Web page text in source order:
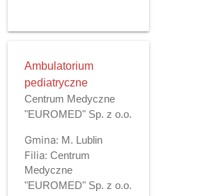
Ambulatorium
pediatryczne
Centrum Medyczne
"EUROMED" Sp. z o.o.
Gmina: M. Lublin
Filia: Centrum
Medyczne
"EUROMED" Sp. z o.o.